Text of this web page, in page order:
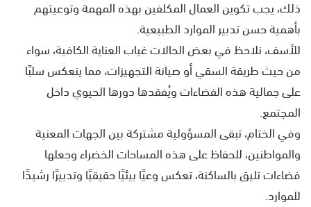
ذلك، يجب تكوين العمال المكلفين بهذه المهمة وتوعيتهم
بأهمية حسن تدبير الموارد الطبيعية.
للأسف، نلاحظ في بعض الحالات غياب العناية الكافية، سواء
من حيث طريقة السقي أو صيانة التجهيزات، مما ينعكس سلبًا
على جمالية هذه الفضاءات ويُفقدها دورها الحيوي داخل
المجتمع.
وفي الختام، تبقى المسؤولية مشتركة بين الجهات المعنية
والمواطنين، للحفاظ على هذه المساحات الخضراء وجعلها
فضاءات تليق بالساكنة، تعكس وعيًا بيئيًا حقيقيًا وتدبيرًا رشيدًا
للموارد.